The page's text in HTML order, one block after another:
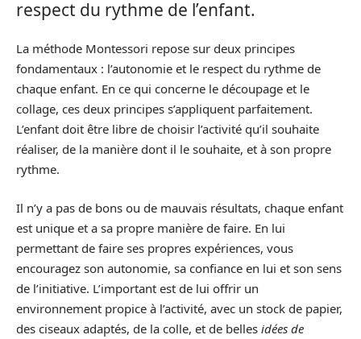
respect du rythme de l’enfant.
La méthode Montessori repose sur deux principes
fondamentaux : l’autonomie et le respect du rythme de
chaque enfant. En ce qui concerne le découpage et le
collage, ces deux principes s’appliquent parfaitement.
L’enfant doit être libre de choisir l’activité qu’il souhaite
réaliser, de la manière dont il le souhaite, et à son propre
rythme.
Il n’y a pas de bons ou de mauvais résultats, chaque enfant
est unique et a sa propre manière de faire. En lui
permettant de faire ses propres expériences, vous
encouragez son autonomie, sa confiance en lui et son sens
de l’initiative. L’important est de lui offrir un
environnement propice à l’activité, avec un stock de papier,
des ciseaux adaptés, de la colle, et de belles idées de